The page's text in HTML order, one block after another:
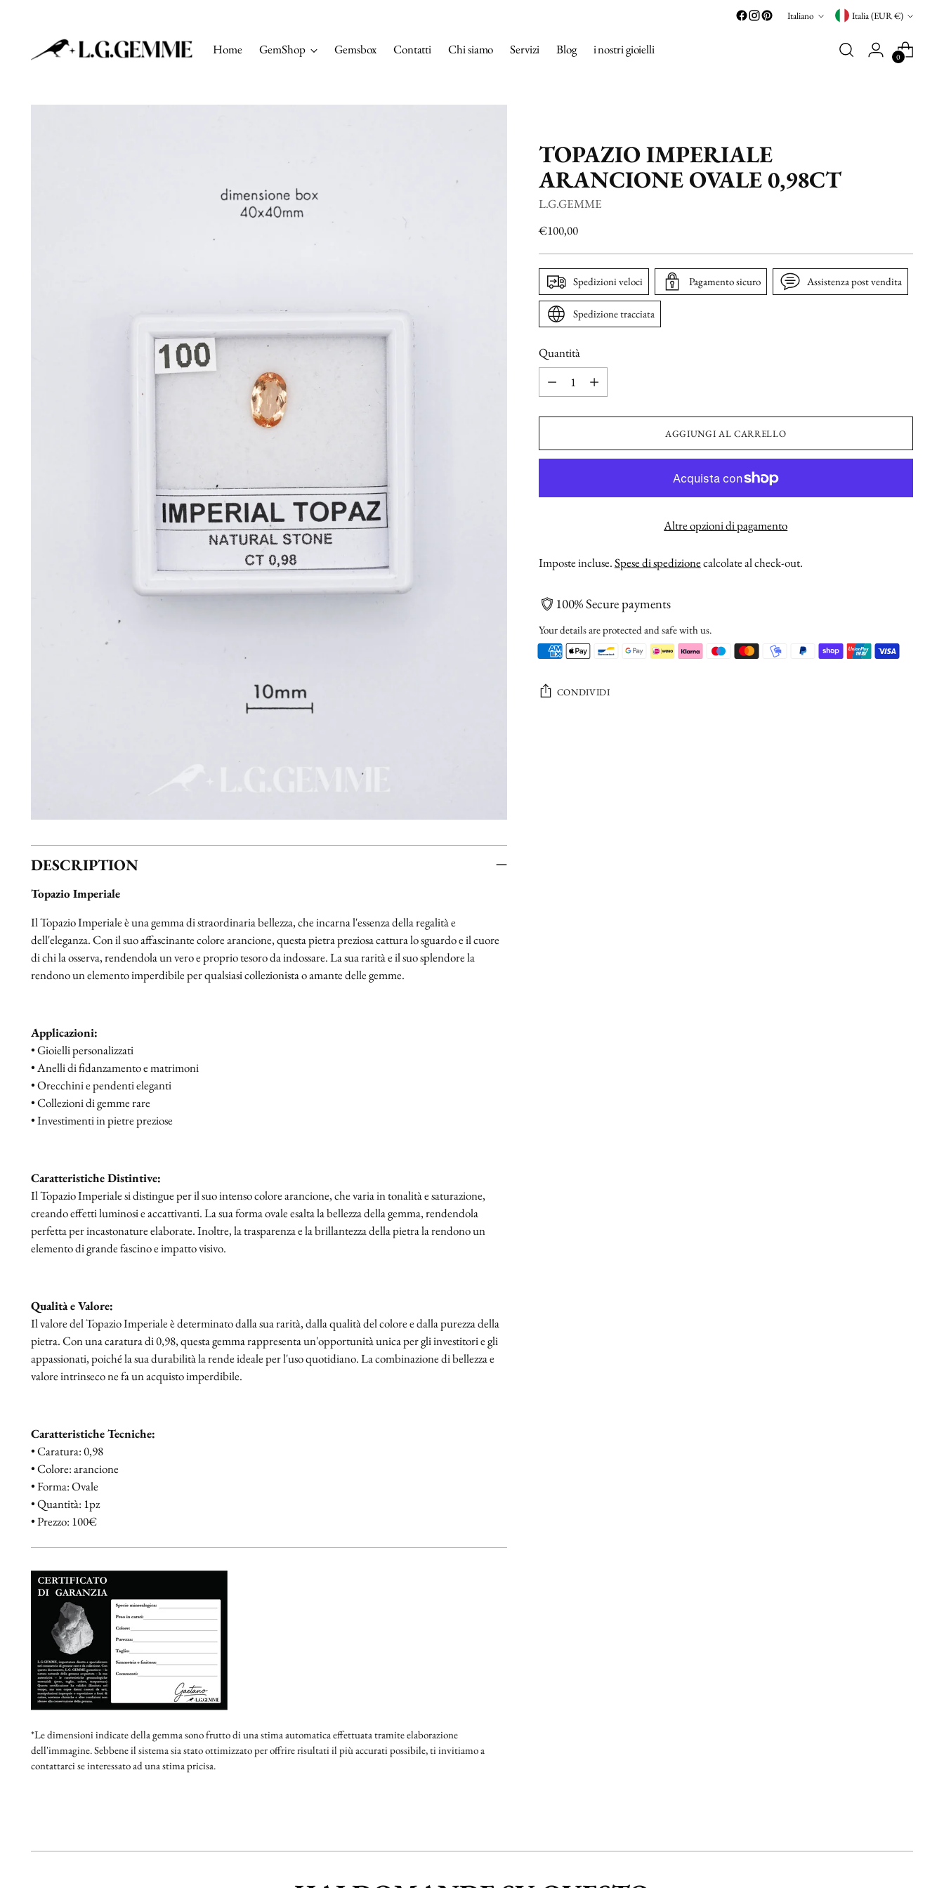
Lingua
Italiano Valuta Italia (EUR €)
Home GemShop Gemsbox Contatti Chi siamo Servizi Blog i nostri gioielli 0
DESCRIPTION
Topazio Imperiale
Il Topazio Imperiale è una gemma di straordinaria bellezza, che incarna l'essenza della regalità e
dell'eleganza. Con il suo affascinante colore arancione, questa pietra preziosa cattura lo sguardo e il cuore
di chi la osserva, rendendola un vero e proprio tesoro da indossare. La sua rarità e il suo splendore la
rendono un elemento imperdibile per qualsiasi collezionista o amante delle gemme.
Applicazioni:
• Gioielli personalizzati
• Anelli di fidanzamento e matrimoni
• Orecchini e pendenti eleganti
• Collezioni di gemme rare
• Investimenti in pietre preziose
Caratteristiche Distintive:
Il Topazio Imperiale si distingue per il suo intenso colore arancione, che varia in tonalità e saturazione,
creando effetti luminosi e accattivanti. La sua forma ovale esalta la bellezza della gemma, rendendola
perfetta per incastonature elaborate. Inoltre, la trasparenza e la brillantezza della pietra la rendono un
elemento di grande fascino e impatto visivo.
Qualità e Valore:
Il valore del Topazio Imperiale è determinato dalla sua rarità, dalla qualità del colore e dalla purezza della
pietra. Con una caratura di 0,98, questa gemma rappresenta un'opportunità unica per gli investitori e gli
appassionati, poiché la sua durabilità la rende ideale per l'uso quotidiano. La combinazione di bellezza e
valore intrinseco ne fa un acquisto imperdibile.
Caratteristiche Tecniche:
• Caratura: 0,98
• Colore: arancione
• Forma: Ovale
• Quantità: 1pz
• Prezzo: 100€
*Le dimensioni indicate della gemma sono frutto di una stima automatica effettuata tramite elaborazione
dell'immagine. Sebbene il sistema sia stato ottimizzato per offrire risultati il più accurati possibile, ti invitiamo a
contattarci se interessato ad una stima pricisa.
TOPAZIO IMPERIALE
ARANCIONE OVALE 0,98CT
L.G.GEMME
Prezzo
listino
€100,00
Spedizioni veloci Pagamento sicuro Assistenza post vendita
Spedizione tracciata
Quantità
Quantità
AGGIUNGI AL CARRELLO
Altre opzioni di pagamento
Imposte incluse.Spese di spedizionecalcolate al check-out.
100% Secure payments
Your details are protected and safe with us.
CONDIVIDI